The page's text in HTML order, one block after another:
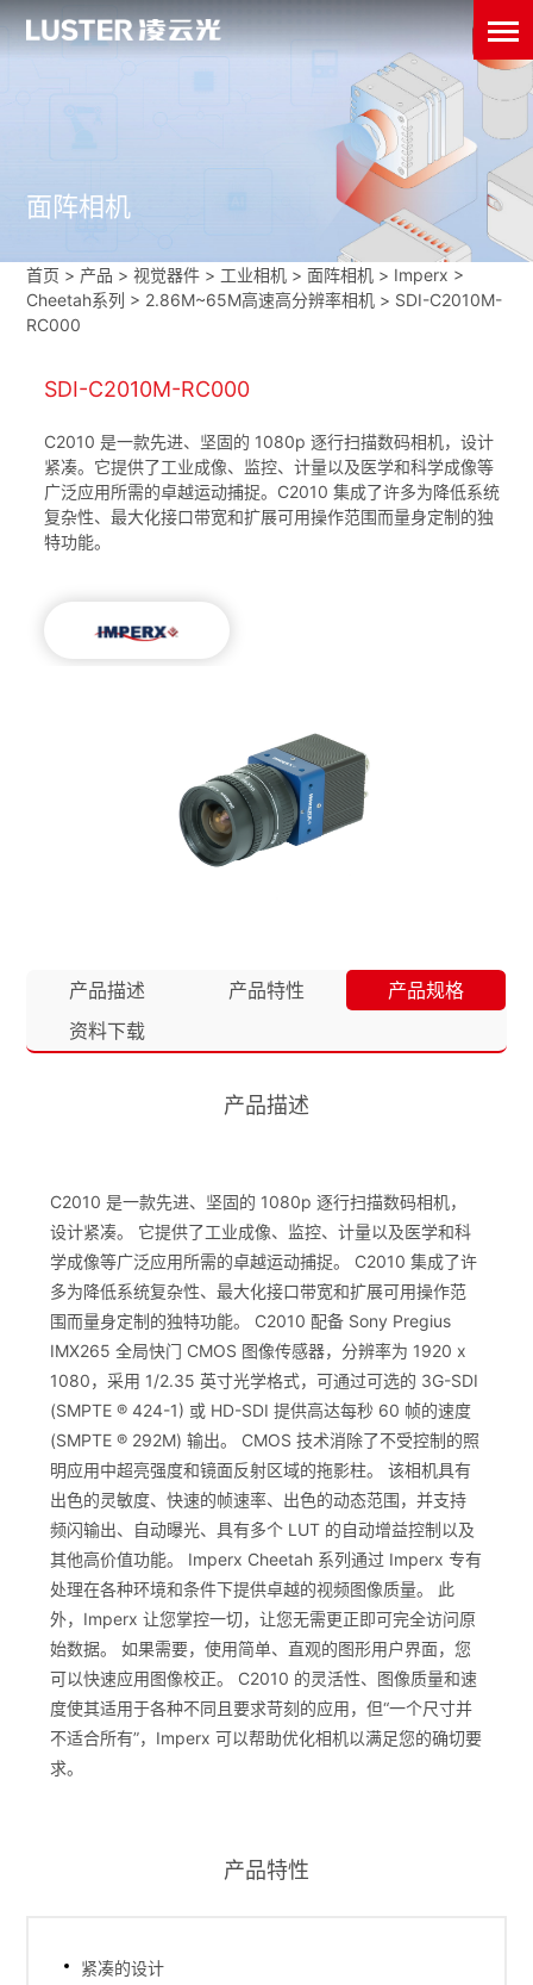
面阵相机
首页 > 产品 > 视觉器件 > 工业相机 >面阵相机 > Imperx >
Cheetah系列 > 2.86M~65M高速高分辨率相机 > SDI-C2010M-
RC000
SDI-C2010M-RC000
C2010 是一款先进、坚固的 1080p 逐行扫描数码相机，设计
紧凑。它提供了工业成像、监控、计量以及医学和科学成像等
广泛应用所需的卓越运动捕捉。C2010 集成了许多为降低系统
复杂性、最大化接口带宽和扩展可用操作范围而量身定制的独
特功能。
产品描述 产品特性
产品规格
资料下载
产品描述
C2010 是一款先进、坚固的 1080p 逐行扫描数码相机，
设计紧凑。 它提供了工业成像、监控、计量以及医学和科
学成像等广泛应用所需的卓越运动捕捉。 C2010 集成了许
多为降低系统复杂性、最大化接口带宽和扩展可用操作范
围而量身定制的独特功能。 C2010 配备 Sony Pregius
IMX265 全局快门 CMOS 图像传感器，分辨率为 1920 x
1080，采用 1/2.35 英寸光学格式，可通过可选的 3G-SDI
(SMPTE ® 424-1) 或 HD-SDI 提供高达每秒 60 帧的速度
(SMPTE ® 292M) 输出。 CMOS 技术消除了不受控制的照
明应用中超亮强度和镜面反射区域的拖影柱。 该相机具有
出色的灵敏度、快速的帧速率、出色的动态范围，并支持
频闪输出、自动曝光、具有多个 LUT 的自动增益控制以及
其他高价值功能。 Imperx Cheetah 系列通过 Imperx 专有
处理在各种环境和条件下提供卓越的视频图像质量。 此
外，Imperx 让您掌控一切，让您无需更正即可完全访问原
始数据。 如果需要，使用简单、直观的图形用户界面，您
可以快速应用图像校正。 C2010 的灵活性、图像质量和速
度使其适用于各种不同且要求苛刻的应用，但“一个尺寸并
不适合所有”，Imperx 可以帮助优化相机以满足您的确切要
求。
产品特性
紧凑的设计